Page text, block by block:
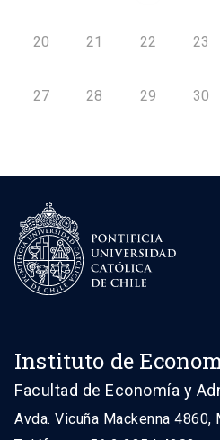
20 21 22 23
27 28 29 30
Instituto de
Facultad de Economía y
Avda. Vicuña Mackenna 4860,